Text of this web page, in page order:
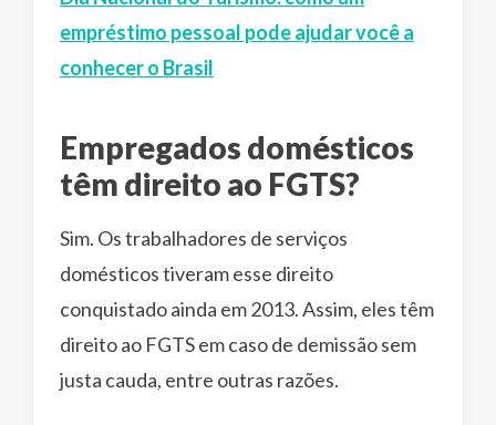
empréstimo pessoal pode ajudar você a
conhecer o Brasil
Empregados domésticos
têm direito ao FGTS?
Sim. Os trabalhadores de serviços
domésticos tiveram esse direito
conquistado ainda em 2013. Assim, eles têm
direito ao FGTS em caso de demissão sem
justa cauda, entre outras razões.